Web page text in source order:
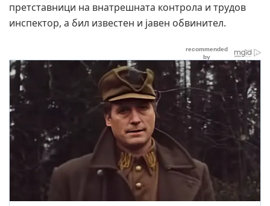
претставници на внатрешната контрола и трудов
инспектор, а бил известен и јавен обвинител.